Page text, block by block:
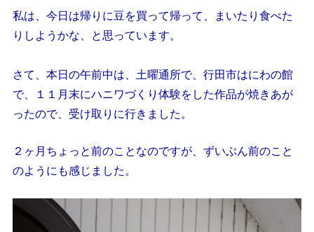
私は、今日は帰りに豆を買って帰って、まいたり食べた
りしようかな、と思っています。
さて、本日の午前中は、土曜通所で、行田市はにわの館
で、１１月末にハニワづくり体験をした作品が焼きあが
ったので、受け取りに行きました。
２ヶ月ちょっと前のことなのですが、ずいぶん前のこと
のようにも感じました。